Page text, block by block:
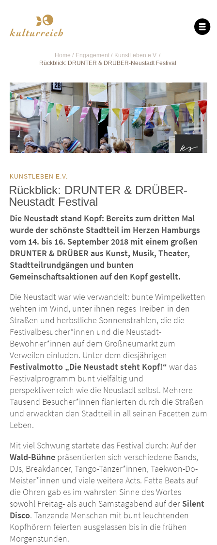
Home Engagement
KunstLeben e.V.
Rückblick: DRUNTER & DRÜBER-Neustadt Festival
KUNSTLEBEN E.V.
Rückblick: DRUNTER & DRÜBER-
Neustadt Festival
Die Neustadt stand Kopf: Bereits zum dritten Mal
wurde der schönste Stadtteil im Herzen Hamburgs
vom 14. bis 16. September 2018 mit einem großen
DRUNTER & DRÜBER aus Kunst, Musik, Theater,
Stadtteilrundgängen und bunten
Gemeinschaftsaktionen auf den Kopf gestellt.
Die Neustadt war wie verwandelt: bunte Wimpelketten
wehten im Wind, unter ihnen reges Treiben in den
Straßen und herbstliche Sonnenstrahlen, die die
Festivalbesucher*innen und die Neustadt-
Bewohner*innen auf dem Großneumarkt zum
Verweilen einluden. Unter dem diesjährigen
Festivalmotto „Die Neustadt steht Kopf!“ war das
Festivalprogramm bunt vielfältig und
perspektivenreich wie die Neustadt selbst. Mehrere
Tausend Besucher*innen flanierten durch die Straßen
und erweckten den Stadtteil in all seinen Facetten zum
Leben.
Mit viel Schwung startete das Festival durch: Auf der
Wald-Bühne präsentierten sich verschiedene Bands,
DJs, Breakdancer, Tango-Tänzer*innen, Taekwon-Do-
Meister*innen und viele weitere Acts. Fette Beats auf
die Ohren gab es im wahrsten Sinne des Wortes
sowohl Freitag- als auch Samstagabend auf der Silent
Disco. Tanzende Menschen mit bunt leuchtenden
Kopfhörern feierten ausgelassen bis in die frühen
Morgenstunden.